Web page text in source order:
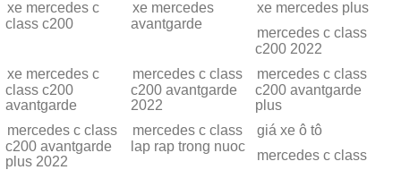
xe mercedes c
class c200
xe mercedes
avantgarde
xe mercedes plus
mercedes c class
c200 2022
xe mercedes c
class c200
avantgarde
mercedes c class
c200 avantgarde
2022
mercedes c class
c200 avantgarde
plus
mercedes c class
c200 avantgarde
plus 2022
mercedes c class
lap rap trong nuoc
giá xe ô tô
mercedes c class